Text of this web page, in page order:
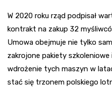
W 2020 roku rząd podpisał
kontrakt na zakup 32
Umowa obejmuje nie tylko
zakrojone pakiety
wdrożenie tych maszyn w
stać się trzonem polskiego